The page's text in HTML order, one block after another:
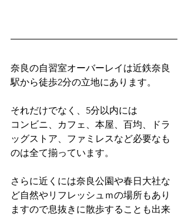
奈良の自習室オーバーレイは近鉄奈良
駅から徒歩2分の立地にあります。
それだけでなく、5分以内には
コンビニ、カフェ、本屋、百均、ドラ
ッグストア、ファミレスなど必要なも
のは全て揃っています。
さらに近くには奈良公園や春日大社な
ど自然やリフレッシュｍの場所もあり
ますので息抜きに散歩することも出来